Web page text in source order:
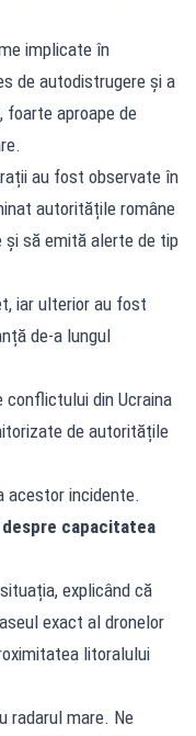
implicate în
de autodistrugere și a
foarte aproape de
au fost observate în
autoritățile române
și să emită alerte de tip
iar ulterior au fost
de-a lungul
din Ucraina
de autoritățile
acestor incidente.
capacitatea
explicând că
exact al dronelor
litoralului
radarul mare. Ne